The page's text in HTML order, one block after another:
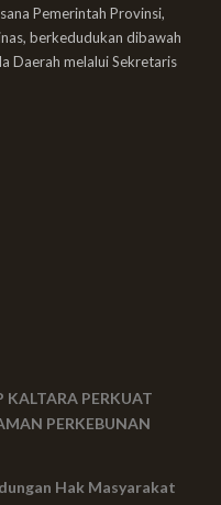
Pemerintah Provinsi,
berkedudukan dibawah
Daerah melalui Sekretaris
PERKUAT
PERKEBUNAN
Hak Masyarakat